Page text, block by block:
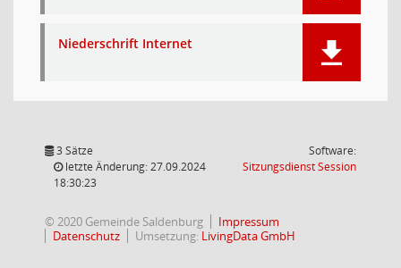
Niederschrift Internet
3 Sätze
letzte Änderung: 27.09.2024
18:30:23
Software:
SitzungsdienstSession(Wird in
© 2020 Gemeinde Saldenburg
Impressum
Datenschutz
Umsetzung: LivingData GmbH